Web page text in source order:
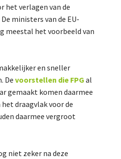
het verlagen van de
ministers van de EU-
meestal het voorbeeld van
en sneller
De voorstellen die FPG al
gemaakt komen daarmee
draagvlak voor de
daarmee vergroot
niet zeker na deze
De Landeigenaar
Contact